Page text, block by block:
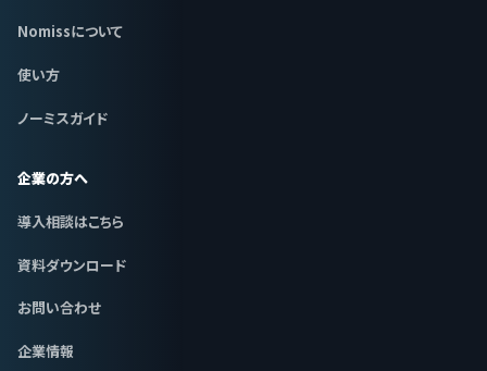
Nomissについて
使い方
ノーミスガイド
企業の方へ
導入相談はこちら
資料ダウンロード
お問い合わせ
企業情報